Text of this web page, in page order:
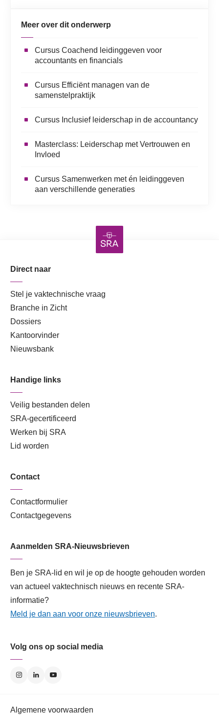
Meer over dit onderwerp
Cursus Coachend leidinggeven voor
accountants en financials
Cursus Efficiënt managen van de
samenstelpraktijk
Cursus Inclusief leiderschap in de accountancy
Masterclass: Leiderschap met Vertrouwen en
Invloed
Cursus Samenwerken met én leidinggeven
aan verschillende generaties
Direct naar
Stel je vaktechnische vraag
Branche in Zicht
Dossiers
Kantoorvinder
Nieuwsbank
Handige links
Veilig bestanden delen
SRA-gecertificeerd
Werken bij SRA
Lid worden
Contact
Contactformulier
Contactgegevens
Aanmelden SRA-Nieuwsbrieven
Ben je SRA-lid en wil je op de hoogte gehouden worden
van actueel vaktechnisch nieuws en recente SRA-
informatie?
Meld je dan aan voor onze nieuwsbrieven.
Volg ons op social media
Algemene voorwaarden